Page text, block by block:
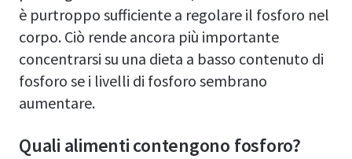
è purtroppo sufficiente a regolare il fosforo nel
corpo. Ciò rende ancora più importante
concentrarsi su una dieta a basso contenuto di
fosforo se i livelli di fosforo sembrano
aumentare.
Quali alimenti contengono fosforo?